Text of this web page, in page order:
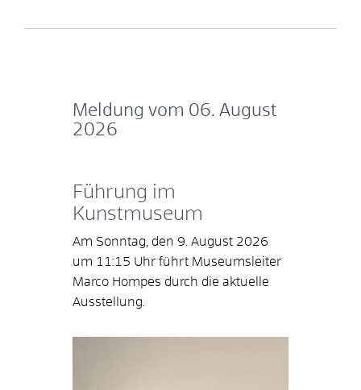
Meldung vom 06. August
2026
Führung im
Kunstmuseum
Am Sonntag, den 9. August 2026
um 11:15 Uhr führt Museumsleiter
Marco Hompes durch die aktuelle
Ausstellung.